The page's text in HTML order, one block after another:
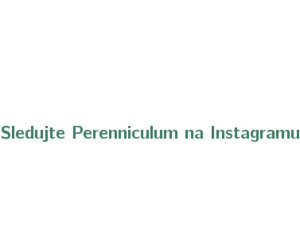
Sledujte Perenniculum na Instagramu